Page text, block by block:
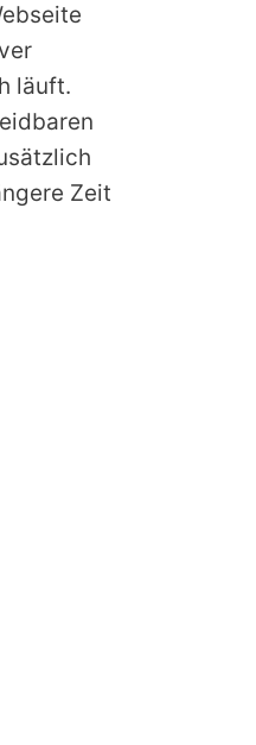
läuft.
Zeit